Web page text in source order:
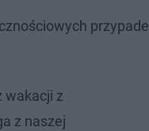
wakacji z
z naszej